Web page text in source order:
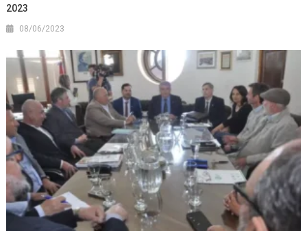
2023
08/06/2023